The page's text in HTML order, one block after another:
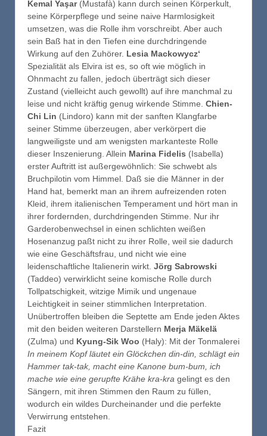
Kemal Yaşar (Mustafà) kann durch seinen Körperkult,
seine Körperpflege und seine naive Harmlosigkeit
umsetzen, was die Rolle ihm vorschreibt. Aber auch
sein Baß hat in den Tiefen eine durchdringende
Wirkung auf den Zuhörer. Lesia Mackowycz‘
Spezialität als Elvira ist es, so oft wie möglich in
Ohnmacht zu fallen, jedoch überträgt sich dieser
Zustand (vielleicht auch gewollt) auf ihre manchmal zu
leise und nicht kräftig genug wirkende Stimme. Chien-
Chi Lin (Lindoro) kann mit der sanften Klangfarbe
seiner Stimme überzeugen, aber verkörpert die
langweiligste und am wenigsten markanteste Rolle
dieser Inszenierung. Allein Marina Fidelis (Isabella)
erster Auftritt ist außergewöhnlich: Sie schwebt als
Bruchpilotin vom Himmel. Daß sie die Männer in der
Hand hat, bemerkt man an ihrem aufreizenden roten
Kleid, ihrem italienischen Temperament und hört man in
ihrer fordernden, durchdringenden Stimme. Nur ihr
Garderobenwechsel in einen schlichten weißen
Hosenanzug paßt nicht zu ihrer Rolle, weil sie dadurch
wie eine Geschäftsfrau, und nicht wie eine
leidenschaftliche Italienerin wirkt. Jörg Sabrowski
(Taddeo) verwirklicht seine komische Rolle durch
Tollpatschigkeit, witzige Mimik und ungenaue
Leichtigkeit in seiner stimmlichen Interpretation.
Unübertroffen bleiben die Septette am Ende jeden Aktes
mit den beiden weiteren Darstellern Merja Mäkelä
(Zulma) und Kyung-Sik Woo (Haly): Mit der Tonmalerei
In meinem Kopf läutet ein Glöckchen din-din, schlägt ein
Hammer tak-tak, macht eine Kanone bum-bum, ich
mache wie eine gerupfte Krähe kra-kra gelingt es den
Sängern, mit ihren Stimmen den Raum zu füllen,
wodurch ein wildes Durcheinander und die perfekte
Verwirrung entstehen.
Fazit